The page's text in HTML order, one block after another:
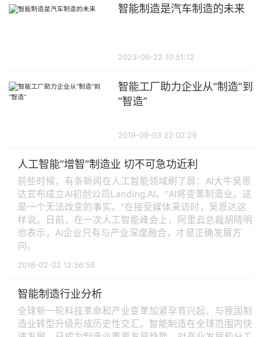
智能制造是汽车制造的未来
2023-09-22 10:51:12
智能工厂助力企业从“制造”到
“智造”
2019-09-03 22:02:29
人工智能“增智”制造业 切不可急功近利
前些时候，有条新闻在人工智能领域刷了屏：AI大牛吴恩
达宣布成立AI初创公司Landing.AI。“AI将变革制造业。这
是一个无法改变的事实。”在接受媒体采访时，吴恩达这
样说。日前，在一次人工智能峰会上，阿里云总裁胡晓明
也表示，AI企业只有与产业深度融合，才是正确发展方
向。
2018-02-02 12:56:58
智能制造行业分析
全球新一轮科技革命和产业变革加紧孕育兴起，与我国制
造业转型升级形成历史性交汇。智能制造在全球范围内快